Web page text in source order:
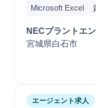
Microsoft Excel
NECプラントエ
宮城県白石市
エージェント求人